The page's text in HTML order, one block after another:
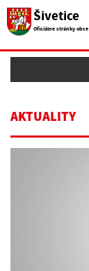
Šivetice
Oficiálne stránky obce
AKTUALITY